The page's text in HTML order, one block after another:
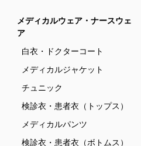
メディカルウェア・ナースウェ
ア
白衣・ドクターコート
メディカルジャケット
チュニック
検診衣・患者衣（トップス）
メディカルパンツ
検診衣・患者衣（ボトムス）